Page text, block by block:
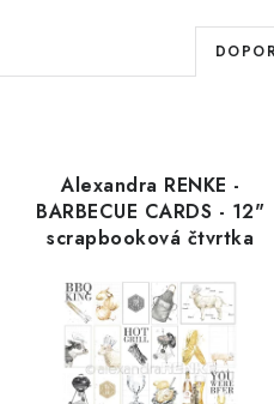
Ř
a
e
n
í
p
r
Alexandra RENKE -
BARBECUE CARDS - 12"
scrapbooková čtvrtka